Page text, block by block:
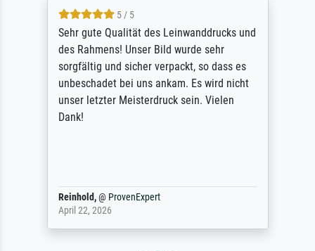
5 / 5
Sehr gute Qualität des Leinwanddrucks und
des Rahmens! Unser Bild wurde sehr
sorgfältig und sicher verpackt, so dass es
unbeschadet bei uns ankam. Es wird nicht
unser letzter Meisterdruck sein. Vielen
Dank!
Reinhold,@ ProvenExpert
April 22, 2026